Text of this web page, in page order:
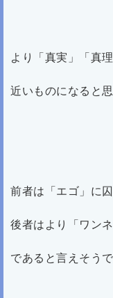
より「真実」「真
近いものになると
前者は「エゴ」に
後者はより「ワン
であると言えそう